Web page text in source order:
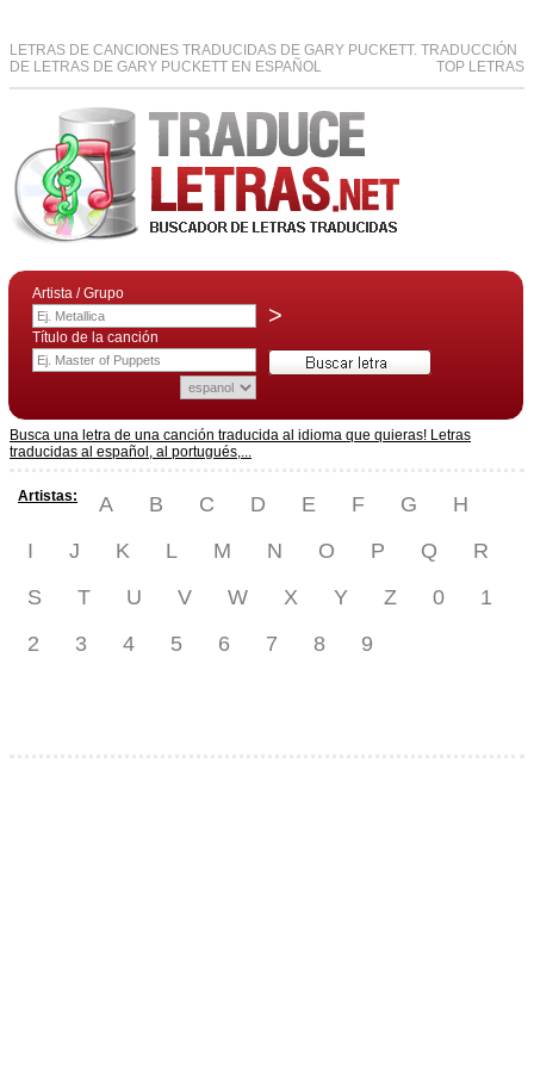
LETRAS DE CANCIONES TRADUCIDAS DE GARY PUCKETT. TRADUCCIÓN
DE LETRAS DE GARY PUCKETT EN ESPAÑOL
TOP LETRAS
Artista / Grupo
>
Título de la canción
Busca una letra de una canción traducida al idioma que quieras! Letras
traducidas al español, al portugués,...
Artistas: A B C D E F G
H
I
J K L M N O P Q
R
S
T U V W X Y Z 0
1
2
3 4 5 6 7 8 9